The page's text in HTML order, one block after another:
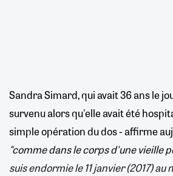
Sandra Simard, qui avait 36 ans le
survenu alors qu'elle avait été
simple opération du dos - affirme
"comme dans le corps d'une vieille
suis endormie le 11 janvier (2017) au